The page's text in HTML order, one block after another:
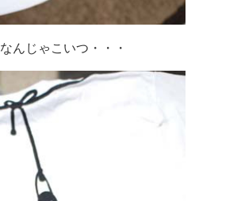
なんじゃこいつ・・・